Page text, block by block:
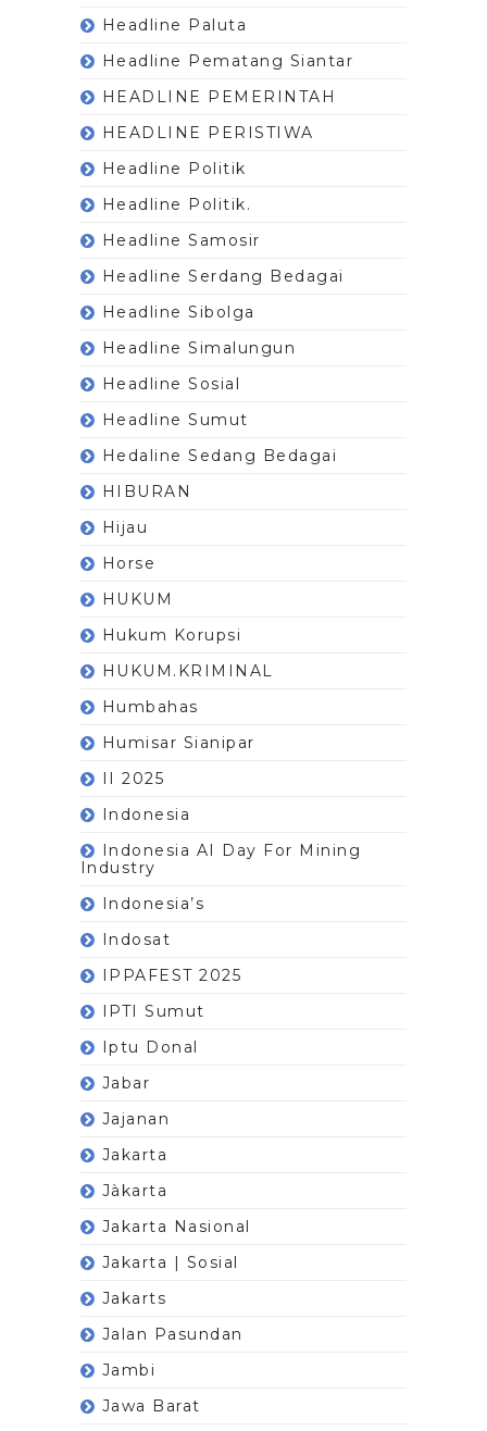
Headline Paluta
Headline Pematang Siantar
HEADLINE PEMERINTAH
HEADLINE PERISTIWA
Headline Politik
Headline Politik.
Headline Samosir
Headline Serdang Bedagai
Headline Sibolga
Headline Simalungun
Headline Sosial
Headline Sumut
Hedaline Sedang Bedagai
HIBURAN
Hijau
Horse
HUKUM
Hukum Korupsi
HUKUM.KRIMINAL
Humbahas
Humisar Sianipar
II 2025
Indonesia
Indonesia AI Day For Mining
Industry
Indonesia’s
Indosat
IPPAFEST 2025
IPTI Sumut
Iptu Donal
Jabar
Jajanan
Jakarta
Jàkarta
Jakarta Nasional
Jakarta | Sosial
Jakarts
Jalan Pasundan
Jambi
Jawa Barat